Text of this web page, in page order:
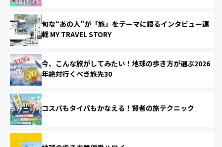
旬な“あの人”が「旅」をテーマに語るインタビュー連
載 MY TRAVEL STORY
今、こんな旅がしてみたい！地球の歩き方が選ぶ2026
年絶対行くべき旅先30
コスパもタイパもかなえる！賢者の旅テクニック